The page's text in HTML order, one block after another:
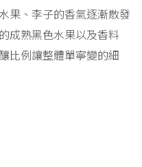
果、李子的香氣逐漸散發
成熟黑色水果以及香料
比例讓整體單寧變的細